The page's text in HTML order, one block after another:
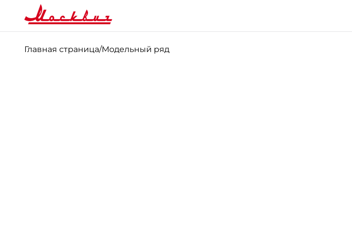
Главная страница/Модельный ряд